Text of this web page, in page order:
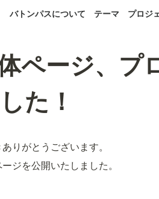
バトンパスについて テーマ プロジ
ページ、プ
た！
りがとうございます。
ジを公開いたしました。